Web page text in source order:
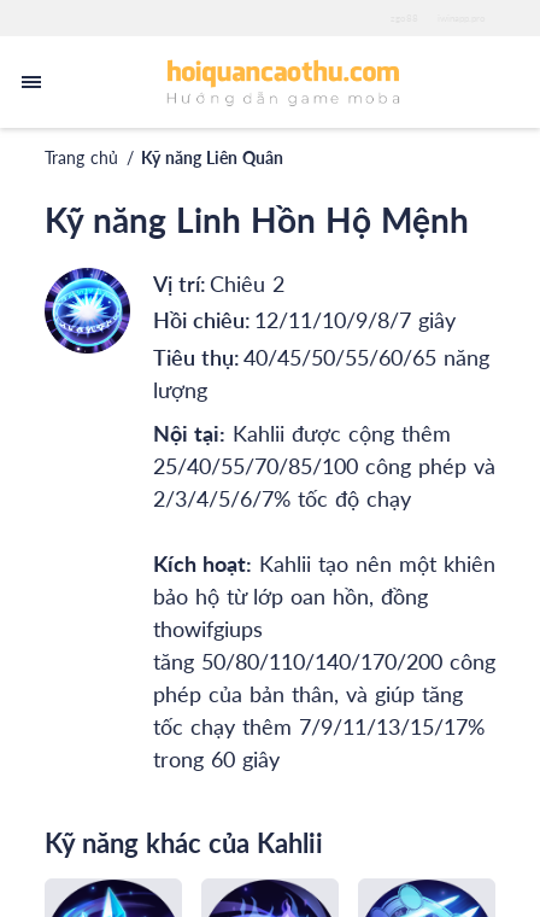
Trang chủ / Kỹ năng Liên Quân
Kỹ năng Linh Hồn Hộ Mệnh
Vị trí:Chiêu 2
Hồi chiêu: 12/11/10/9/8/7 giây
Tiêu thụ:40/45/50/55/60/65 năng
lượng
Nội tại: Kahlii được cộng thêm
25/40/55/70/85/100 công phép và
2/3/4/5/6/7% tốc độ chạy
Kích hoạt: Kahlii tạo nên một khiên
bảo hộ từ lớp oan hồn, đồng
thowifgiups
tăng 50/80/110/140/170/200 công
phép của bản thân, và giúp tăng
tốc chạy thêm 7/9/11/13/15/17%
trong 60 giây
Kỹ năng khác của Kahlii